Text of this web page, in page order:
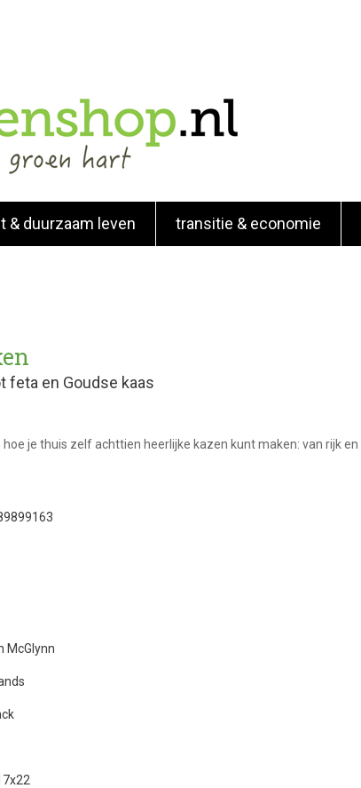
& duurzaam leven transitie & economie
feta en Goudse kaas
je thuis zelf achttien heerlijke kazen kunt maken: van rijk en
McGlynn